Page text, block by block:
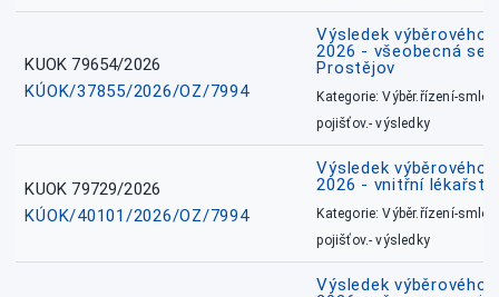
KUOK 79654/2026
KÚOK/37855/2026/OZ/7994
Výsledek výběrového
2026 - všeobecná
Prostějov
Kategorie: Výběr.řízení-
pojišťov.- výsledky
KUOK 79729/2026
KÚOK/40101/2026/OZ/7994
Výsledek výběrového
2026 - vnitřní
Kategorie: Výběr.řízení-
pojišťov.- výsledky
Výsledek výběrového